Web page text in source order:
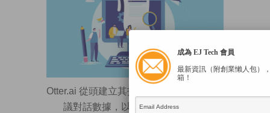
Otter.ai 從頭建立其技術架構，並用大量會
議對話數據，以訓練其AI演算法。
成為 EJ Tech 會員
最新資訊（附創業懶人包）
箱！